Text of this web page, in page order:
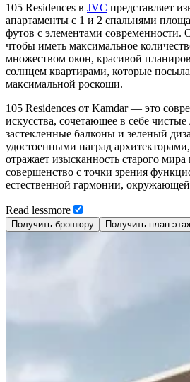
105 Residences в JVC представляет
апартаменты с 1 и 2 спальнями
футов с элементами современности.
чтобы иметь максимальное
множеством окон, красивой
солнцем квартирами, которые
максимальной роскоши.
105 Residences от Kamdar — это
искусства, сочетающее в себе
застекленные балконы и зеленый
удостоенными наград
отражает изысканность старого
совершенство с точки зрения
естественной гармонии,
Read lessmore
Получить брошюру Получить план